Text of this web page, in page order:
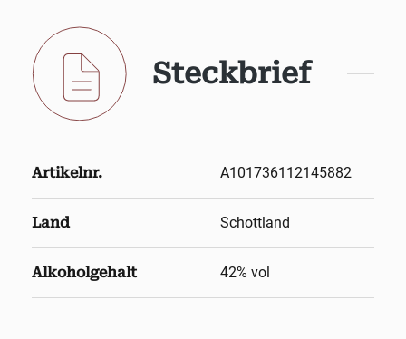
Steckbrief
Artikelnr. A101736112145882
Land Schottland
Alkoholgehalt 42% vol